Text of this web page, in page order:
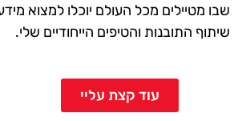
שבו מטיילים מכל העולם יוכלו למצוא
שיתוף התובנות והטיפים הייחודיים שלי.
עוד קצת עליי